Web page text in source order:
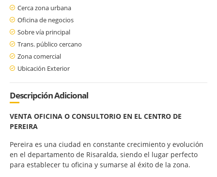
Cerca zona urbana
Oficina de negocios
Sobre vía principal
Trans. público cercano
Zona comercial
Ubicación Exterior
Descripción Adicional
VENTA OFICINA O CONSULTORIO EN EL CENTRO DE
PEREIRA
Pereira es una ciudad en constante crecimiento y evolución
en el departamento de Risaralda, siendo el lugar perfecto
para establecer tu oficina y sumarse al éxito de la zona.